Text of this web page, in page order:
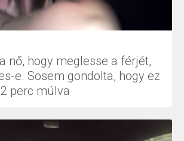
nő, hogy meglesse a férjét,
e. Sosem gondolta, hogy ez
perc múlva